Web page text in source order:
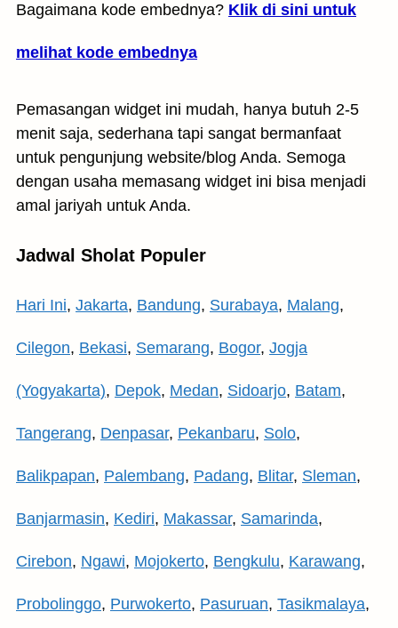
Bagaimana kode embednya? Klik di sini untuk
melihat kode embednya
Pemasangan widget ini mudah, hanya butuh 2-5
menit saja, sederhana tapi sangat bermanfaat
untuk pengunjung website/blog Anda. Semoga
dengan usaha memasang widget ini bisa menjadi
amal jariyah untuk Anda.
Jadwal Sholat Populer
Hari Ini, Jakarta, Bandung, Surabaya, Malang,
Cilegon, Bekasi, Semarang, Bogor, Jogja
(Yogyakarta), Depok, Medan, Sidoarjo, Batam,
Tangerang, Denpasar, Pekanbaru, Solo,
Balikpapan, Palembang, Padang, Blitar, Sleman,
Banjarmasin, Kediri, Makassar, Samarinda,
Cirebon, Ngawi, Mojokerto, Bengkulu, Karawang,
Probolinggo, Purwokerto, Pasuruan, Tasikmalaya,